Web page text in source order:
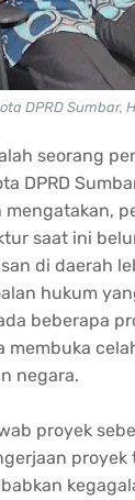
DPRD Sumbar,
seorang
DPRD
mengatakan,
saat ini
di daerah
hukum
beberapa
membuka
negara.
proyek
proyek